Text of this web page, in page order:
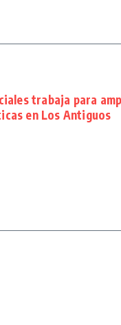
trabaja para
en Los Antiguos